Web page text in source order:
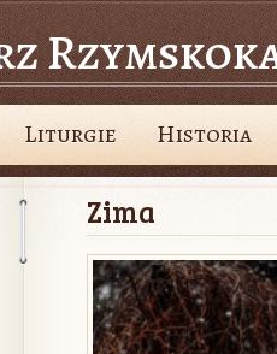
Liturgie Historia
Zima